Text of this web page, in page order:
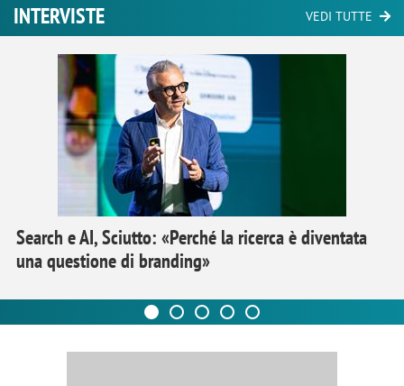
INTERVISTE VEDI TUTTE
Search e AI, Sciutto: «Perché la ricerca è diventata
una questione di branding»